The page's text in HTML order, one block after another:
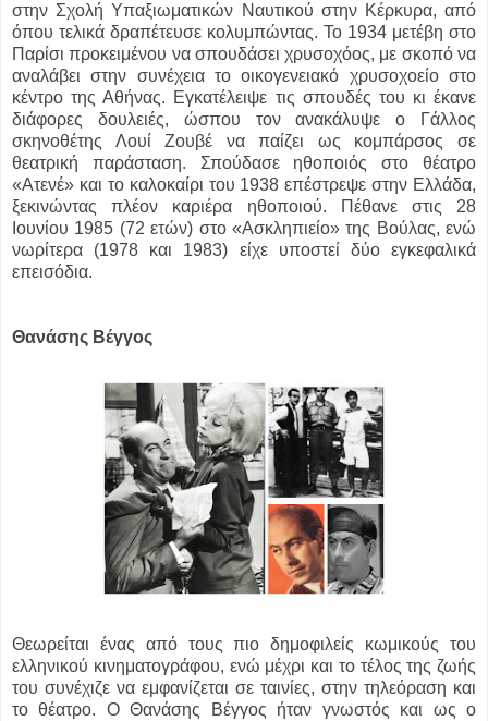
στην Σχολή Υπαξιωματικών Ναυτικού στην Κέρκυρα, από
όπου τελικά δραπέτευσε κολυμπώντας. Το 1934 μετέβη στο
Παρίσι προκειμένου να σπουδάσει χρυσοχόος, με σκοπό να
αναλάβει στην συνέχεια το οικογενειακό χρυσοχοείο στο
κέντρο της Αθήνας. Εγκατέλειψε τις σπουδές του κι έκανε
διάφορες δουλειές, ώσπου τον ανακάλυψε ο Γάλλος
σκηνοθέτης Λουί Ζουβέ να παίζει ως κομπάρσος σε
θεατρική παράσταση. Σπούδασε ηθοποιός στο θέατρο
«Ατενέ» και το καλοκαίρι του 1938 επέστρεψε στην Ελλάδα,
ξεκινώντας πλέον καριέρα ηθοποιού. Πέθανε στις 28
Ιουνίου 1985 (72 ετών) στο «Ασκληπιείο» της Βούλας, ενώ
νωρίτερα (1978 και 1983) είχε υποστεί δύο εγκεφαλικά
επεισόδια.
Θανάσης Βέγγος
Θεωρείται ένας από τους πιο δημοφιλείς κωμικούς του
ελληνικού κινηματογράφου, ενώ μέχρι και το τέλος της ζωής
του συνέχιζε να εμφανίζεται σε ταινίες, στην τηλεόραση και
το θέατρο. Ο Θανάσης Βέγγος ήταν γνωστός και ως ο